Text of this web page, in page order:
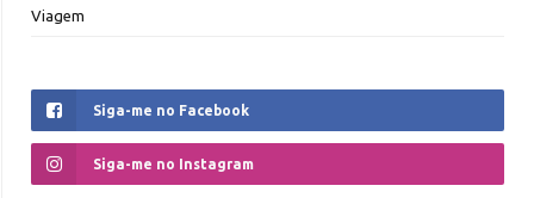
Viagem
Siga-me no Facebook
Siga-me no Instagram